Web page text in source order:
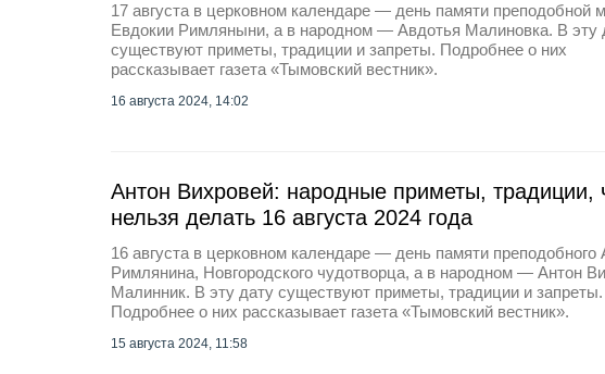
17 августа в церковном календаре — день памяти преподобной
Евдокии Римляныни, а в народном — Авдотья Малиновка. В эту
существуют приметы, традиции и запреты. Подробнее о них
рассказывает газета «Тымовский вестник».
16 августа 2024, 14:02
Антон Вихровей: народные приметы, традиции,
нельзя делать 16 августа 2024 года
16 августа в церковном календаре — день памяти преподобного
Римлянина, Новгородского чудотворца, а в народном — Антон
Малинник. В эту дату существуют приметы, традиции и запреты.
Подробнее о них рассказывает газета «Тымовский вестник».
15 августа 2024, 11:58